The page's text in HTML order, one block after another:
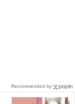
Recommended by